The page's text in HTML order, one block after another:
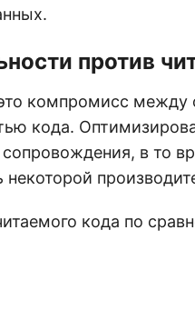
против
компромисс между
кода.
в то
кода по